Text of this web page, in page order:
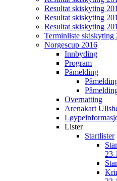
Resultat skiskyting
Resultat skiskyting
Resultat skiskyting
Terminliste skiskyting
Norgescup 2016
Innbyding
Program
Påmelding
Overnatting
Arenakart
Lister
Startlister